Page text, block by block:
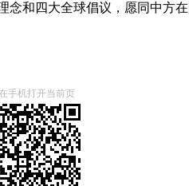
和四大全球倡议，愿同中方
手机打开当前页